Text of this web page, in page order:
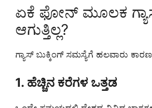
ಏಕೆ ಫೋನ್ ಮೂಲಕ
ಆಗುತ್ತಿಲ್ಲ?
ಗ್ಯಾಸ್ ಬುಕ್ಕಿಂಗ್ ಸಮಸ್ಯೆಗೆ ಹಲವಾರು
1. ಹೆಚ್ಚಿನ ಕರೆಗಳ ಒತ್ತಡ